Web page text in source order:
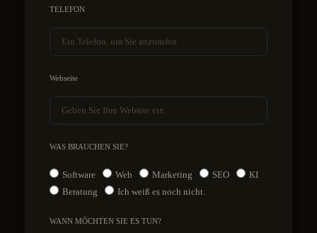
TELEFON
Webseite
WAS BRAUCHEN SIE?
Software Web Marketing SEO
KI
Beratung
Ich weiß es noch nicht.
WANN MÖCHTEN SIE ES TUN?